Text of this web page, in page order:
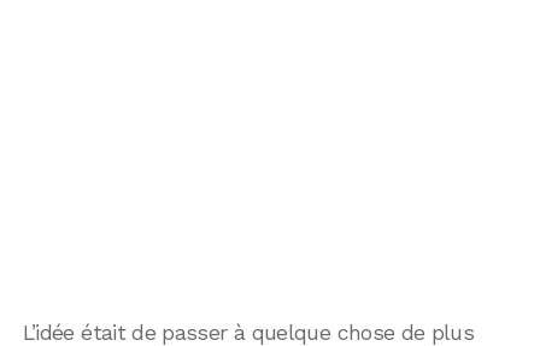
L’idée était de passer à quelque chose de plus